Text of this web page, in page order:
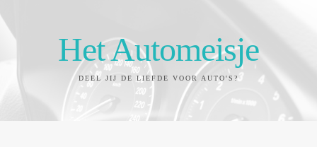
Het Automeisje
DEEL JIJ DE LIEFDE VOOR AUTO'S?